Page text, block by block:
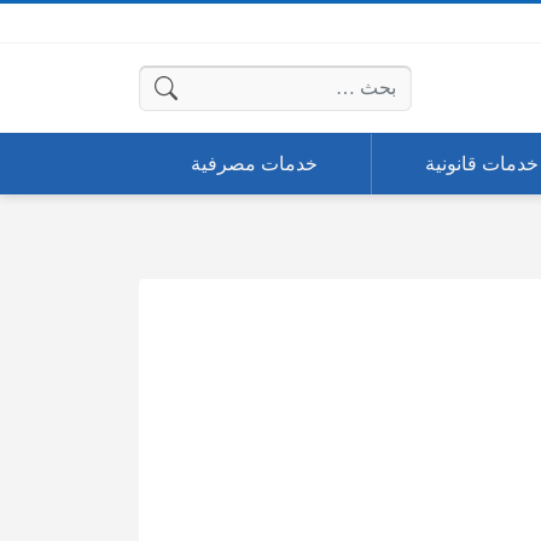
البحث عن:
خدمات قانونية خدمات مصرفية